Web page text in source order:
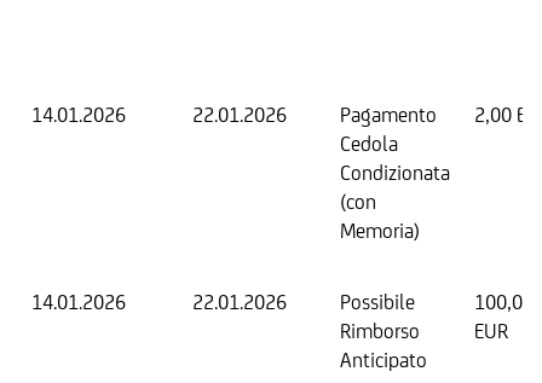
14.01.2026 22.01.2026
Pagamento
Cedola
Condizionata
(con
Memoria)
2,00
14.01.2026 22.01.2026
Possibile
Rimborso
Anticipato
100,00
EUR